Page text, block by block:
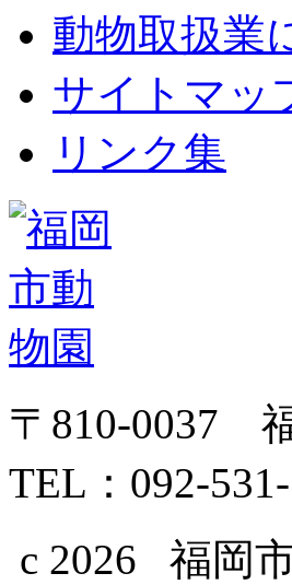
動物取扱業
サイトマッ
リンク集
〒810-0037
TEL：092-
c 2026 福岡